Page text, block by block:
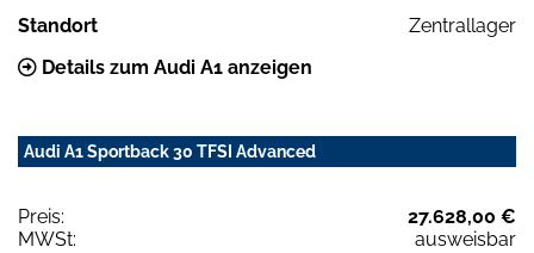
Standort
Zentrallager
Details zum Audi A1 anzeigen
Audi A1 Sportback 30 TFSI Advanced
Preis:
27.628,00 €
MWSt:
ausweisbar